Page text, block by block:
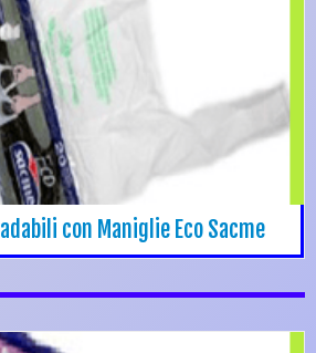
con Maniglie Eco Sacme